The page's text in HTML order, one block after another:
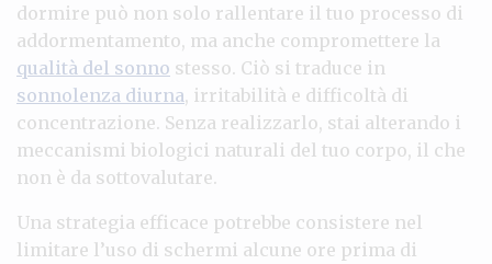
dormire può non solo rallentare il tuo processo di
addormentamento, ma anche compromettere la
qualità del sonno stesso. Ciò si traduce in
sonnolenza diurna, irritabilità e difficoltà di
concentrazione. Senza realizzarlo, stai alterando i
meccanismi biologici naturali del tuo corpo, il che
non è da sottovalutare.
Una strategia efficace potrebbe consistere nel
limitare l’uso di schermi alcune ore prima di